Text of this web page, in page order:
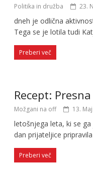
Politika in družba 23.
dneh je odlična
Tega se je lotila tudi
Preberi več
Recept:
Možgani na off 13.
letošnjega leta, ki se
dan prijateljice pripravila
Preberi več